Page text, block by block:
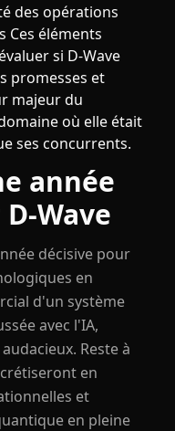
des opérations
Ces éléments
si D-Wave
promesses et
majeur du
où elle était
ses concurrents.
année
Wave
décisive pour
en
d'un système
avec l'IA,
Reste à
en
et
en pleine